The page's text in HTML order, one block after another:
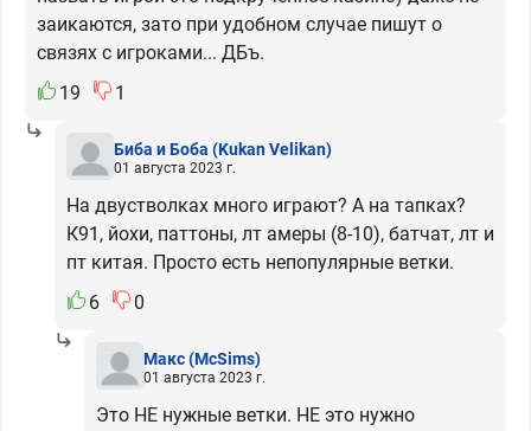
заикаются, зато при удобном случае пишут о
связях с игроками... ДБъ.
19
1
Биба и Боба (Kukan Velikan)
01 августа 2023 г.
На двустволках много играют? А на тапках?
К91, йохи, паттоны, лт амеры (8-10), батчат, лт и
пт китая. Просто есть непопулярные ветки.
6
0
Макс(McSims)
01 августа 2023 г.
Это НЕ нужные ветки. НЕ это нужно